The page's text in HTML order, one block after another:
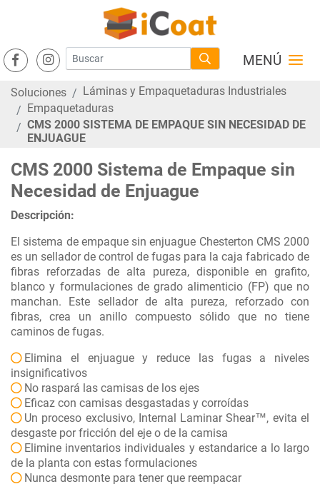
MENÚ
Soluciones
Láminas y Empaquetaduras Industriales
Empaquetaduras
CMS 2000 SISTEMA DE EMPAQUE SIN NECESIDAD DE
ENJUAGUE
CMS 2000 Sistema de Empaque sin
Necesidad de Enjuague
Descripción:
El sistema de empaque sin enjuague Chesterton CMS 2000
es un sellador de control de fugas para la caja fabricado de
fibras reforzadas de alta pureza, disponible en grafito,
blanco y formulaciones de grado alimenticio (FP) que no
manchan. Este sellador de alta pureza, reforzado con
fibras, crea un anillo compuesto sólido que no tiene
caminos de fugas.
Elimina el enjuague y reduce las fugas a niveles
insignificativos
No raspará las camisas de los ejes
Eficaz con camisas desgastadas y corroídas
Un proceso exclusivo, Internal Laminar Shear™, evita el
desgaste por fricción del eje o de la camisa
Elimine inventarios individuales y estandarice a lo largo
de la planta con estas formulaciones
Nunca desmonte para tener que reempacar